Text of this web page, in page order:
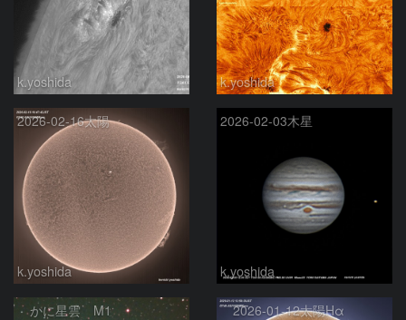
k.yoshida k.yoshida
2026-02-16太陽
k.yoshida
2026-02-03木星
k.yoshida
かに星雲 M1 2026-01-12太陽Hα